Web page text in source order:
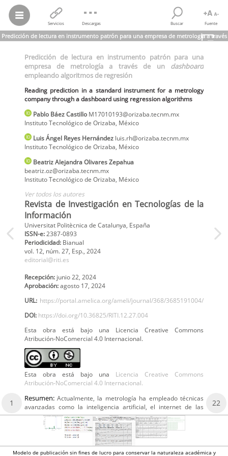
Servicios Descargas Buscar Fuente
Predicción de lectura en instrumento patrón para una empresa de metrología a través
de undashboardempleando algoritmos de regresión
Pablo Báez Castillo; Luis Ángel Reyes Hernández; Beatriz Alejandra
Olivares Zepahua; et al.
Predicción de lectura en instrumento patrón para una empresa de
regresión
Reading prediction in a standard instrument for a metrology
Revista de Investigación en Tecnologías de la Información,
núm. 27, Esp., pp. 26-39, 2024
Predicción de lectura en instrumento patrón para una
empresa de metrología a través de un dashboard
empleando algoritmos de regresión
Reading prediction in a standard instrument for a metrology
company through a dashboard using regression algorithms
Pablo Báez Castillo M17010193@orizaba.tecnm.mx
Instituto Tecnológico de Orizaba, México
Luis Ángel Reyes Hernández luis.rh@orizaba.tecnm.mx
Instituto Tecnológico de Orizaba, México
Beatriz AlejandraOlivares Zepahua
beatriz.oz@orizaba.tecnm.mx
Instituto Tecnológico de Orizaba, México
Ver todos los autores
Revista de Investigación en Tecnologías de la
Información
Universitat Politècnica de Catalunya, España
ISSN-e:2387-0893
Periodicidad: Bianual
vol. 12,
núm. 27, Esp., 2024
editorial@riti.es
Recepción:
junio 22, 2024
Aprobación:
agosto 17, 2024
URL: https://portal.amelica.org/ameli/journal/368/3685191004/
DOI: https://doi.org/10.36825/RITI.12.27.004
Esta obra está bajo una Licencia Creative Commons
Atribución-NoComercial 4.0 Internacional.
Esta obra está bajo una Licencia Creative Commons
Atribución-NoComercial 4.0 Internacional.
Resumen: Actualmente, la metrología ha empleado técnicas
avanzadas como la inteligencia artificial, el internet de las
1 22
Modelo de publicación sin fines de lucro para conservar la naturaleza académica y